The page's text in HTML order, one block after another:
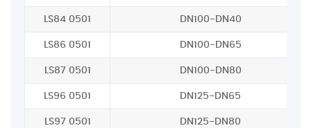
LS84 0501 DN100-DN40
LS86 0501 DN100-DN65
LS87 0501 DN100-DN80
LS96 0501 DN125-DN65
LS97 0501 DN125-DN80